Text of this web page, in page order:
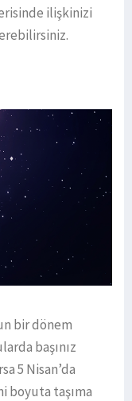
ilişkinizi
bir dönem
başınız
5 Nisan’da
boyuta taşıma